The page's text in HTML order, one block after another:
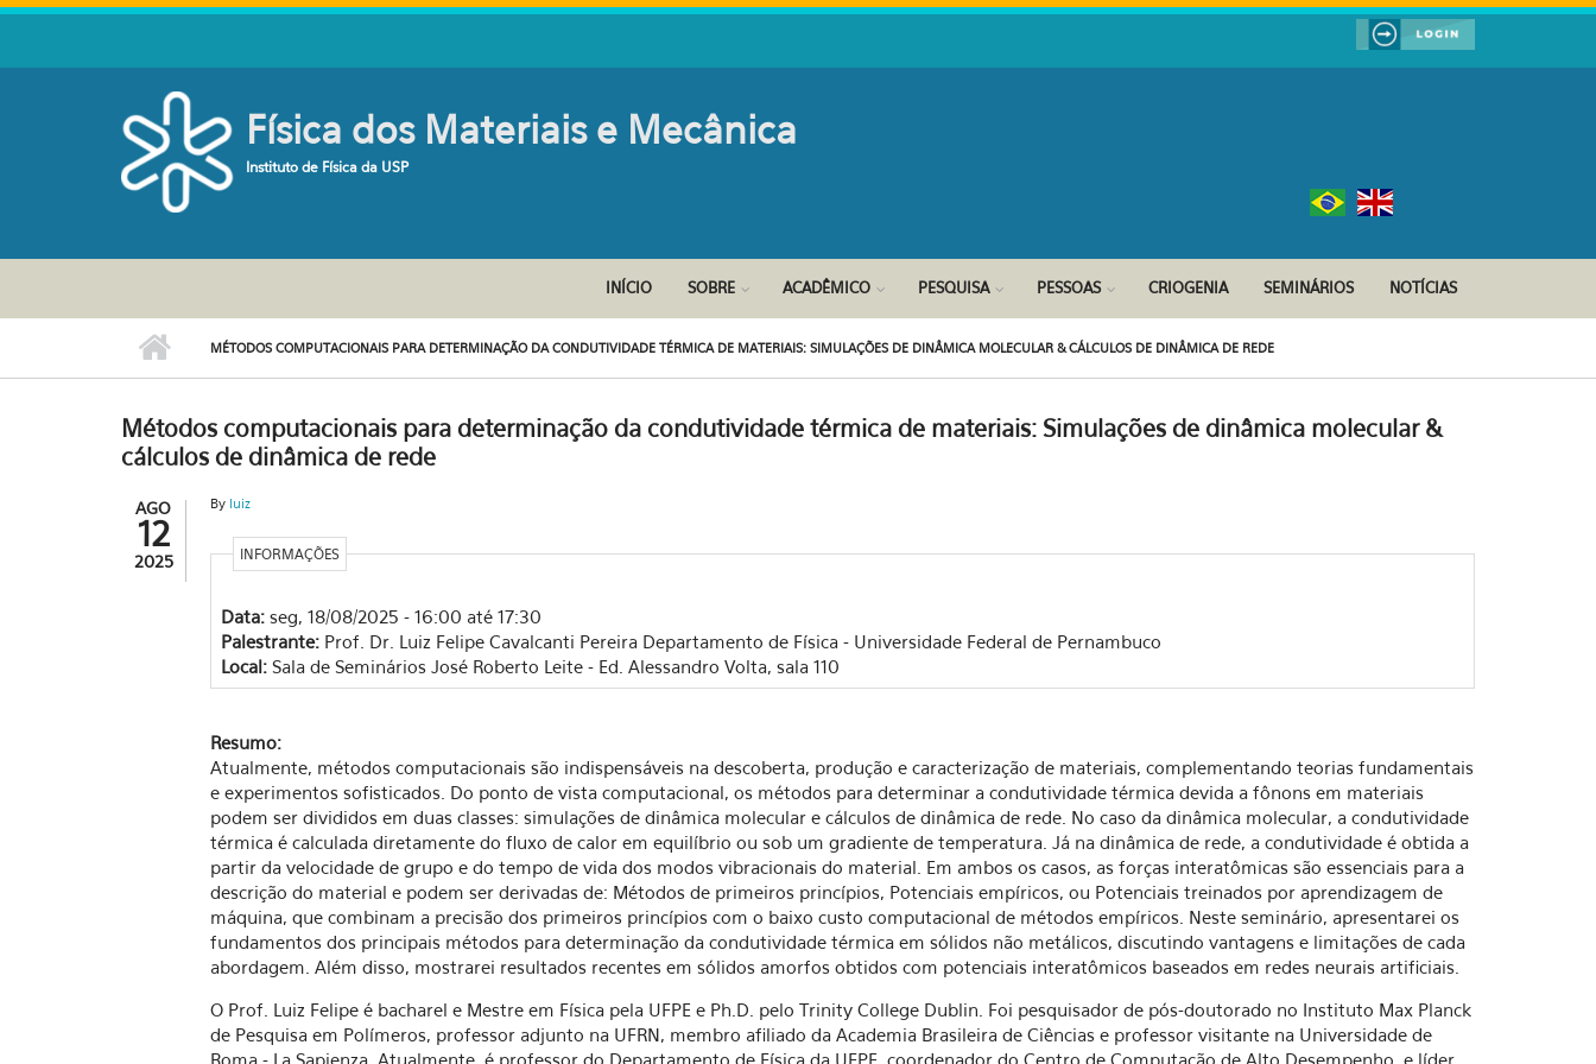
Pular para o conteúdo principal
Física dos Materiais e Mecânica
Instituto de Física da USP
INÍCIO SOBRE ACADÊMICO PESQUISA PESSOAS CRIOGENIA SEMINÁRIOS NOTÍCIAS
MÉTODOS COMPUTACIONAIS PARA DETERMINAÇÃO DA CONDUTIVIDADE TÉRMICA DE MATERIAIS: SIMULAÇÕES DE DINÂMICA MOLECULAR & CÁLCULOS DE DINÂMICA DE REDE
Métodos computacionais para determinação da condutividade térmica de materiais: Simulações de dinâmica molecular &
cálculos de dinâmica de rede
AGO
12
2025
By luiz
INFORMAÇÕES
Data: seg, 18/08/2025 - 16:00 até 17:30
Palestrante: Prof. Dr. Luiz Felipe Cavalcanti Pereira Departamento de Física - Universidade Federal de Pernambuco
Local: Sala de Seminários José Roberto Leite - Ed. Alessandro Volta, sala 110
Resumo:
Atualmente, métodos computacionais são indispensáveis na descoberta, produção e caracterização de materiais, complementando teorias fundamentais
e experimentos sofisticados. Do ponto de vista computacional, os métodos para determinar a condutividade térmica devida a fônons em materiais
podem ser divididos em duas classes: simulações de dinâmica molecular e cálculos de dinâmica de rede. No caso da dinâmica molecular, a condutividade
térmica é calculada diretamente do fluxo de calor em equilíbrio ou sob um gradiente de temperatura. Já na dinâmica de rede, a condutividade é obtida a
partir da velocidade de grupo e do tempo de vida dos modos vibracionais do material. Em ambos os casos, as forças interatômicas são essenciais para a
descrição do material e podem ser derivadas de: Métodos de primeiros princípios, Potenciais empíricos, ou Potenciais treinados por aprendizagem de
máquina, que combinam a precisão dos primeiros princípios com o baixo custo computacional de métodos empíricos. Neste seminário, apresentarei os
fundamentos dos principais métodos para determinação da condutividade térmica em sólidos não metálicos, discutindo vantagens e limitações de cada
abordagem. Além disso, mostrarei resultados recentes em sólidos amorfos obtidos com potenciais interatômicos baseados em redes neurais artificiais.
O Prof. Luiz Felipe é bacharel e Mestre em Física pela UFPE e Ph.D. pelo Trinity College Dublin. Foi pesquisador de pós-doutorado no Instituto Max Planck
de Pesquisa em Polímeros, professor adjunto na UFRN, membro afiliado da Academia Brasileira de Ciências e professor visitante na Universidade de
Roma - La Sapienza. Atualmente, é professor do Departamento de Física da UFPE, coordenador do Centro de Computação de Alto Desempenho, e líder